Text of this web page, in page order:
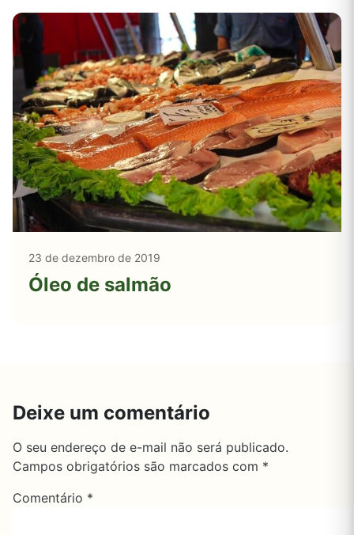
23 de dezembro de 2019
Óleo de salmão
Deixe um comentário
O seu endereço de e-mail não será publicado.
Campos obrigatórios são marcados com *
Comentário *